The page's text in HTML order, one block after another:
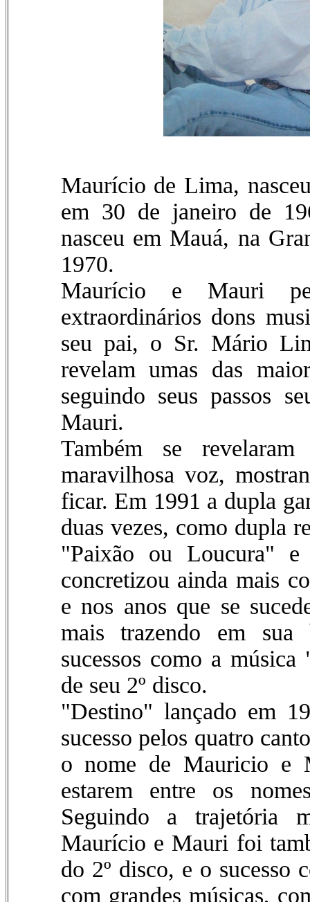
Maurício de Lima,
em 30 de janeiro de
nasceu em Mauá, na
1970.
Maurício e Mauri
extraordinários dons
seu pai, o Sr. Mário
revelam umas das
seguindo seus passos
Mauri.
Também se
maravilhosa voz,
ficar. Em 1991 a dupla
duas vezes, como dupla
"Paixão ou Loucura"
concretizou ainda mais
e nos anos que se
mais trazendo em sua
sucessos como a
de seu 2º disco.
"Destino" lançado em
sucesso pelos quatro
o nome de Mauricio e
estarem entre os
Seguindo a trajetória
Maurício e Mauri foi
do 2º disco, e o sucesso
com grandes músicas,